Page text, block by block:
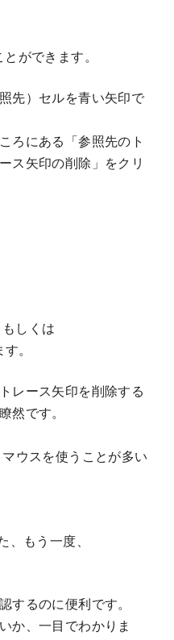
ができます。
先）セルを青い矢印で
ろにある「参照先のト
ス矢印の削除」をクリ
しくは
。
レース矢印を削除する
です。
ウスを使うことが多い
もう一度、
るのに便利です。
か、一目でわかりま